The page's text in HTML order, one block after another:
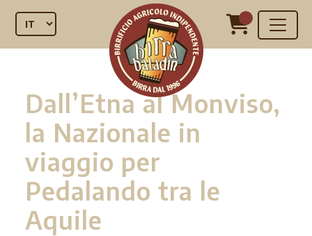
Dall’Etna al Monviso,
la Nazionale in
viaggio per
Pedalando tra le
Aquile